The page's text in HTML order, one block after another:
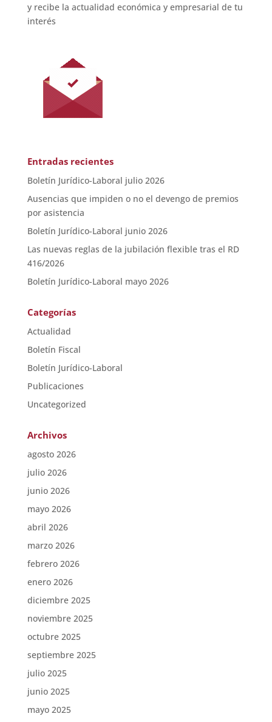
y recibe la actualidad económica y empresarial de tu
interés
Entradas recientes
Boletín Jurídico-Laboral julio 2026
Ausencias que impiden o no el devengo de premios
por asistencia
Boletín Jurídico-Laboral junio 2026
Las nuevas reglas de la jubilación flexible tras el RD
416/2026
Boletín Jurídico-Laboral mayo 2026
Categorías
Actualidad
Boletín Fiscal
Boletín Jurídico-Laboral
Publicaciones
Uncategorized
Archivos
agosto 2026
julio 2026
junio 2026
mayo 2026
abril 2026
marzo 2026
febrero 2026
enero 2026
diciembre 2025
noviembre 2025
octubre 2025
septiembre 2025
julio 2025
junio 2025
mayo 2025